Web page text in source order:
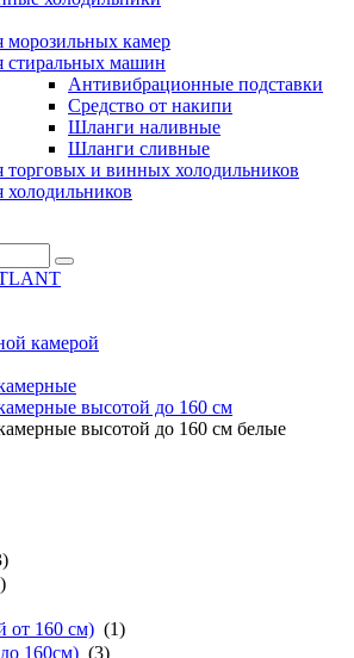
морозильных камер
стиральных машин
Антивибрационные подставки
Средство от накипи
Шланги наливные
Шланги сливные
торговых и винных холодильников
холодильников
камерой
высотой до 160 см
высотой до 160 см белые
)
)
от 160 см) (1)
160см) (3)